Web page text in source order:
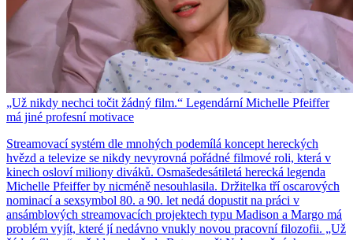
„Už nikdy nechci točit žádný film.“ Legendární Michelle Pfeiffer
má jiné profesní motivace
Streamovací systém dle mnohých podemílá koncept hereckých
hvězd a televize se nikdy nevyrovná pořádné filmové roli, která v
kinech osloví miliony diváků. Osmašedesátiletá herecká legenda
Michelle Pfeiffer by nicméně nesouhlasila. Držitelka tří oscarových
nominací a sexsymbol 80. a 90. let nedá dopustit na práci v
ansámblových streamovacích projektech typu Madison a Margo má
problém vyjít, které jí nedávno vnukly novou pracovní filozofii. „Už